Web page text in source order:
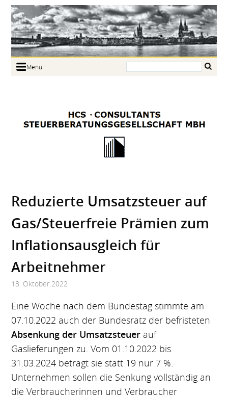
Menu
Links
Reduzierte Umsatzsteuer auf
Gas/Steuerfreie Prämien zum
Inflationsausgleich für
Arbeitnehmer
13. Oktober 2022
Eine Woche nach dem Bundestag stimmte am
07.10.2022 auch der Bundesratz der befristeten
Absenkung der Umsatzsteuer auf
Gaslieferungen zu. Vom 01.10.2022 bis
31.03.2024 beträgt sie statt 19 nur 7 %.
Unternehmen sollen die Senkung vollständig an
die Verbraucherinnen und Verbraucher